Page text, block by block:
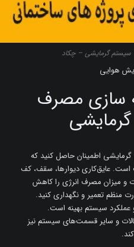
گرمایشی – چکاد
سازی مصرف
اطمینان حاصل کنید که
است. عایق‌کاری دیوارها، سقف، کف
و میزان مصرف انرژی را کاهش
منظم تعمیر و نگهداری کنید.
عملکرد سیستم بهینه است.
و سایر قسمت‌های سیستم نیز